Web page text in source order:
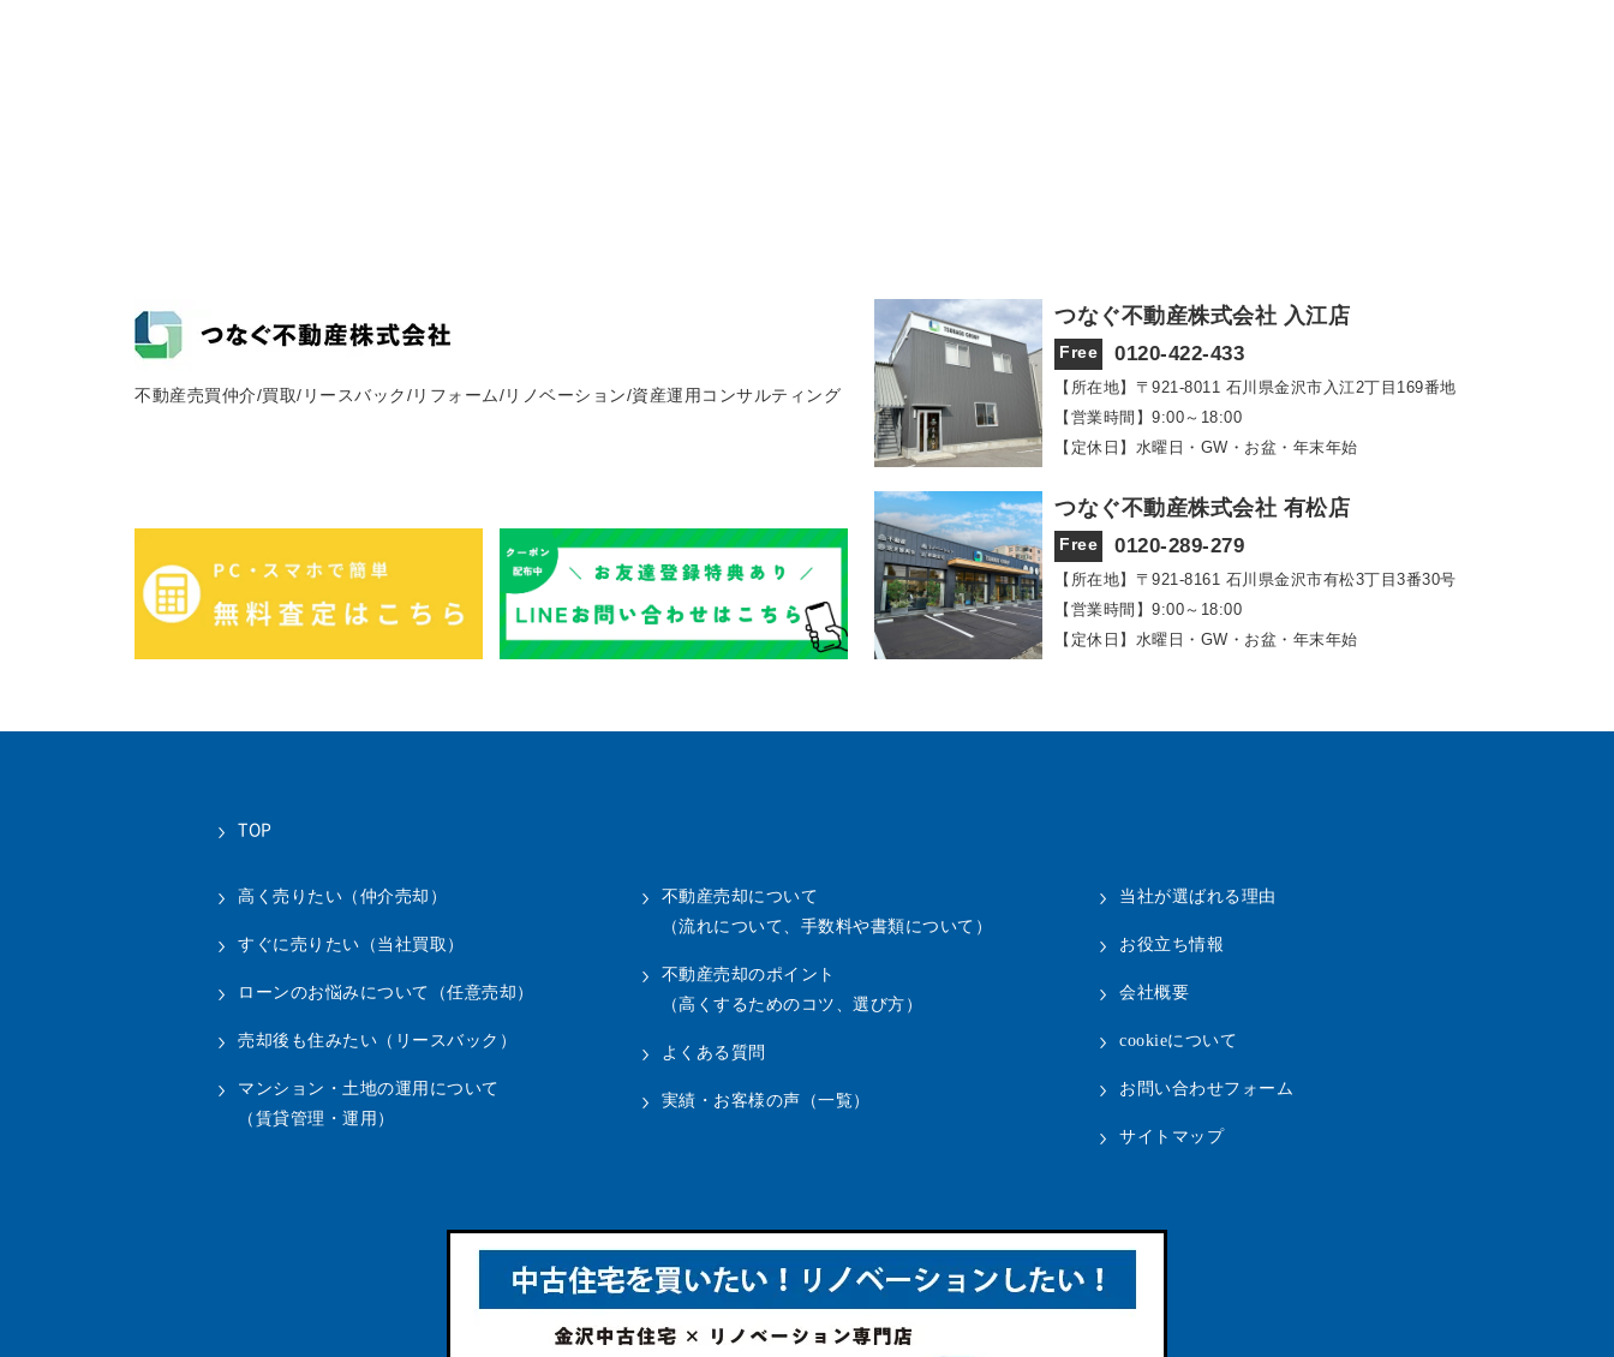
不動産売買仲介/買取/リースバック/リフォーム/リノベーション/資産運用コンサルティング
つなぐ不動産株式会社 入江店
Free 0120-422-433
【所在地】〒921‐8011 石川県金沢市入江2丁目169番地
【営業時間】9:00～18:00
【定休日】水曜日・GW・お盆・年末年始
つなぐ不動産株式会社 有松店
Free 0120-289-279
【所在地】〒921‐8161 石川県金沢市有松3丁目3番30号
【営業時間】9:00～18:00
【定休日】水曜日・GW・お盆・年末年始
TOP
高く売りたい（仲介売却）
すぐに売りたい（当社買取）
ローンのお悩みについて（任意売却）
売却後も住みたい（リースバック）
マンション・土地の運用について
（賃貸管理・運用）
不動産売却について
（流れについて、手数料や書類について）
不動産売却のポイント
（高くするためのコツ、選び方）
よくある質問
実績・お客様の声（一覧）
当社が選ばれる理由
お役立ち情報
会社概要
cookieについて
お問い合わせフォーム
サイトマップ